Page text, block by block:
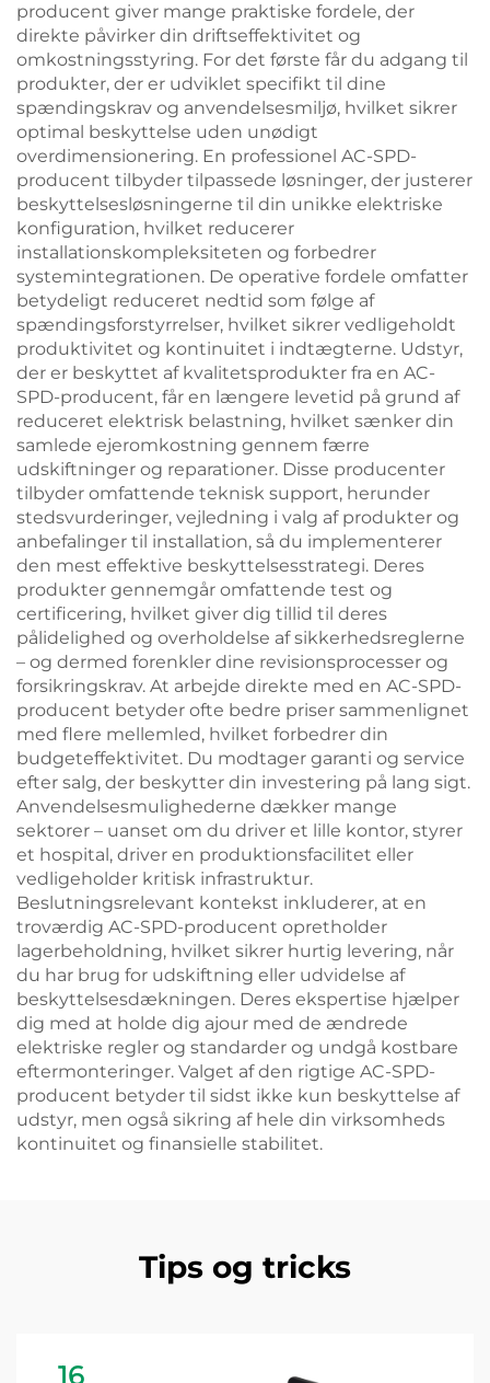
producent giver mange praktiske fordele, der
direkte påvirker din driftseffektivitet og
omkostningsstyring. For det første får du adgang til
produkter, der er udviklet specifikt til dine
spændingskrav og anvendelsesmiljø, hvilket sikrer
optimal beskyttelse uden unødigt
overdimensionering. En professionel AC-SPD-
producent tilbyder tilpassede løsninger, der justerer
beskyttelsesløsningerne til din unikke elektriske
konfiguration, hvilket reducerer
installationskompleksiteten og forbedrer
systemintegrationen. De operative fordele omfatter
betydeligt reduceret nedtid som følge af
spændingsforstyrrelser, hvilket sikrer vedligeholdt
produktivitet og kontinuitet i indtægterne. Udstyr,
der er beskyttet af kvalitetsprodukter fra en AC-
SPD-producent, får en længere levetid på grund af
reduceret elektrisk belastning, hvilket sænker din
samlede ejeromkostning gennem færre
udskiftninger og reparationer. Disse producenter
tilbyder omfattende teknisk support, herunder
stedsvurderinger, vejledning i valg af produkter og
anbefalinger til installation, så du implementerer
den mest effektive beskyttelsesstrategi. Deres
produkter gennemgår omfattende test og
certificering, hvilket giver dig tillid til deres
pålidelighed og overholdelse af sikkerhedsreglerne
– og dermed forenkler dine revisionsprocesser og
forsikringskrav. At arbejde direkte med en AC-SPD-
producent betyder ofte bedre priser sammenlignet
med flere mellemled, hvilket forbedrer din
budgeteffektivitet. Du modtager garanti og service
efter salg, der beskytter din investering på lang sigt.
Anvendelsesmulighederne dækker mange
sektorer – uanset om du driver et lille kontor, styrer
et hospital, driver en produktionsfacilitet eller
vedligeholder kritisk infrastruktur.
Beslutningsrelevant kontekst inkluderer, at en
troværdig AC-SPD-producent opretholder
lagerbeholdning, hvilket sikrer hurtig levering, når
du har brug for udskiftning eller udvidelse af
beskyttelsesdækningen. Deres ekspertise hjælper
dig med at holde dig ajour med de ændrede
elektriske regler og standarder og undgå kostbare
eftermonteringer. Valget af den rigtige AC-SPD-
producent betyder til sidst ikke kun beskyttelse af
udstyr, men også sikring af hele din virksomheds
kontinuitet og finansielle stabilitet.
Tips og tricks
16